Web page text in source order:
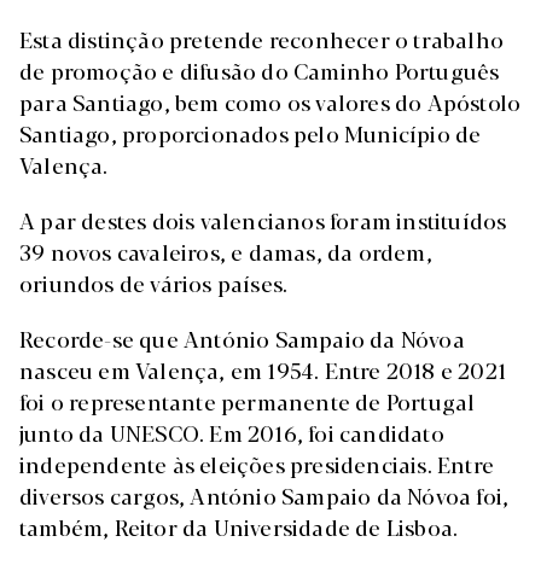
Esta distinção pretende reconhecer o trabalho
de promoção e difusão do Caminho Português
para Santiago, bem como os valores do Apóstolo
Santiago, proporcionados pelo Município de
Valença.
A par destes dois valencianos foram instituídos
39 novos cavaleiros, e damas, da ordem,
oriundos de vários países.
Recorde-se que António Sampaio da Nóvoa
nasceu em Valença, em 1954. Entre 2018 e 2021
foi o representante permanente de Portugal
junto da UNESCO. Em 2016, foi candidato
independente às eleições presidenciais. Entre
diversos cargos, António Sampaio da Nóvoa foi,
também, Reitor da Universidade de Lisboa.